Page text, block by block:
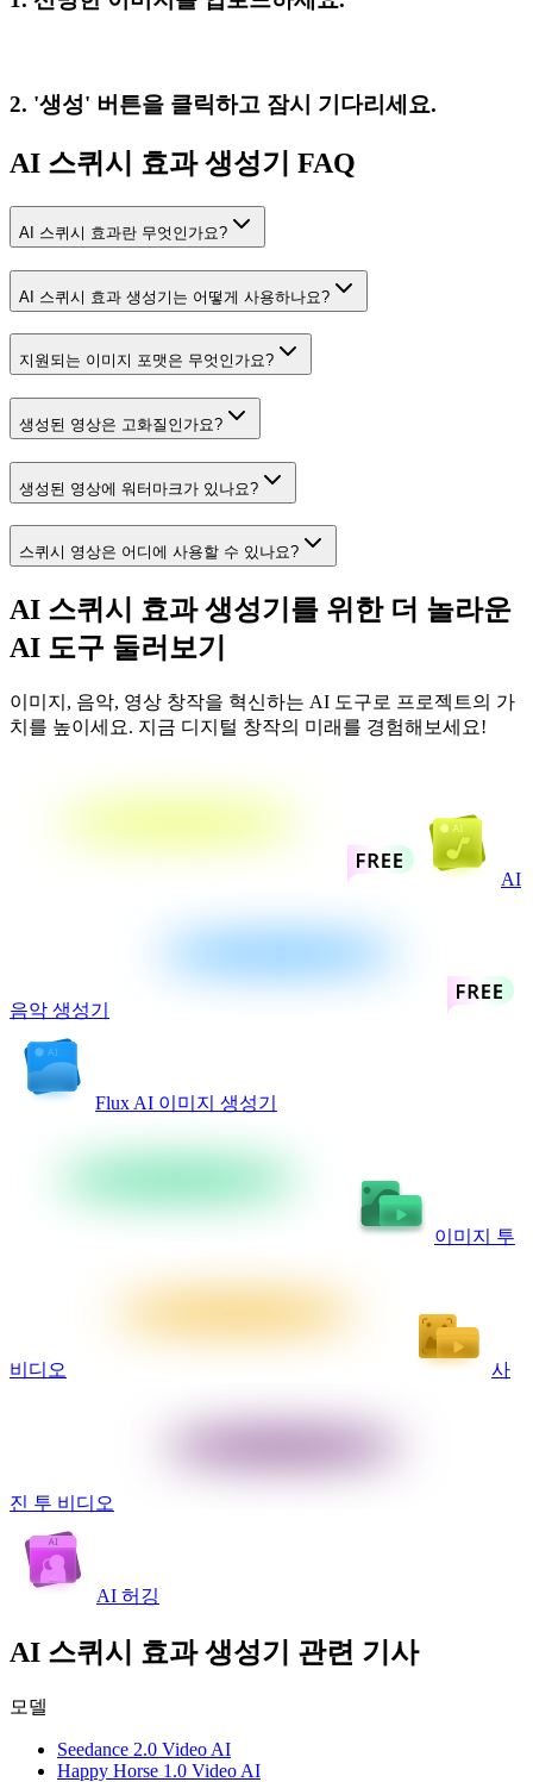
2. '생성' 버튼을 클릭하고 잠시 기다리세요.
AI 스퀴시 효과 생성기 FAQ
AI 스퀴시 효과란 무엇인가요?
AI 스퀴시 효과 생성기는 어떻게 사용하나요?
지원되는 이미지 포맷은 무엇인가요?
생성된 영상은 고화질인가요?
생성된 영상에 워터마크가 있나요?
스퀴시 영상은 어디에 사용할 수 있나요?
AI 스퀴시 효과 생성기를 위한 더 놀라운
AI 도구 둘러보기
이미지, 음악, 영상 창작을 혁신하는 AI 도구로 프로젝트의 가
치를 높이세요. 지금 디지털 창작의 미래를 경험해보세요!
AI
음악 생성기
Flux AI 이미지 생성기
이미지 투
비디오 사
진 투 비디오
AI 허깅
AI 스퀴시 효과 생성기 관련 기사
모델
Seedance 2.0 Video AI
Happy Horse 1.0 Video AI